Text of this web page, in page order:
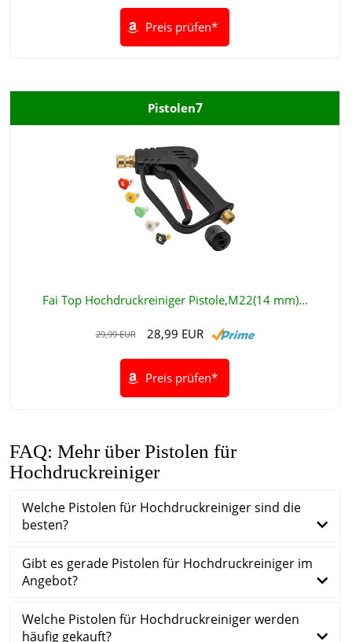
Preis prüfen*
Pistolen7
Fai Top Hochdruckreiniger Pistole,M22(14 mm)...
29,99 EUR 28,99 EUR
Preis prüfen*
FAQ: Mehr über Pistolen für
Hochdruckreiniger
Welche Pistolen für Hochdruckreiniger sind die
besten?
Gibt es gerade Pistolen für Hochdruckreiniger im
Angebot?
Welche Pistolen für Hochdruckreiniger werden
häufig gekauft?